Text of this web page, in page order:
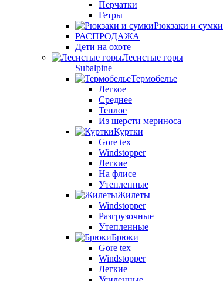
Перчатки
Гетры
Рюкзаки и сумки
РАСПРОДАЖА
Дети на охоте
Лесистые горы
Subalpine
Термобелье
Легкое
Среднее
Теплое
Из шерсти мериноса
Куртки
Gore tex
Windstopper
Легкие
На флисе
Утепленные
Жилеты
Windstopper
Разгрузочные
Утепленные
Брюки
Gore tex
Windstopper
Легкие